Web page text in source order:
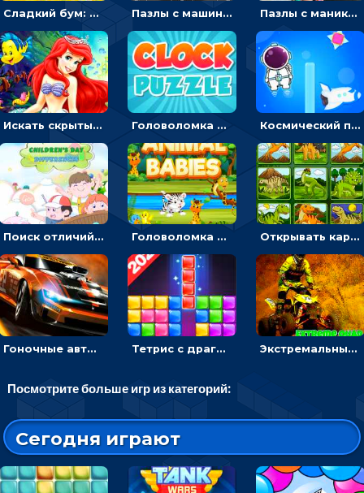
Сладкий бум: тапнуть, чтобы взорвать желейки - головоломка Пазлы с машинами Форд: собирать картинки и открывать новые Пазлы с маникюром: собери идеальный рисунок для ногтей
Искать скрытый алфавит на картинках с мультяшными героями - головоломка для детей Головоломка с часами для детей: читать время по циферблату Космический побег: двигать космонавта, чтобы попасть к кораблю
Поиск отличий на картинках с детьми - головоломка Головоломка Звери-малыши: открывай карточки по очереди, чтобы найти одинаковые Открывать картинки с динозаврами и складывать в пары по памяти - головоломка
Гоночные авто в пазлах: разбей картинку и собери снова Тетрис с драгоценными камнями: расставляй блоки, чтобы получить линию - головоломка Экстремальные пазлы с квадроциклами: собирать крутые тачки
Посмотрите больше игр из категорий:
Сегодня играют